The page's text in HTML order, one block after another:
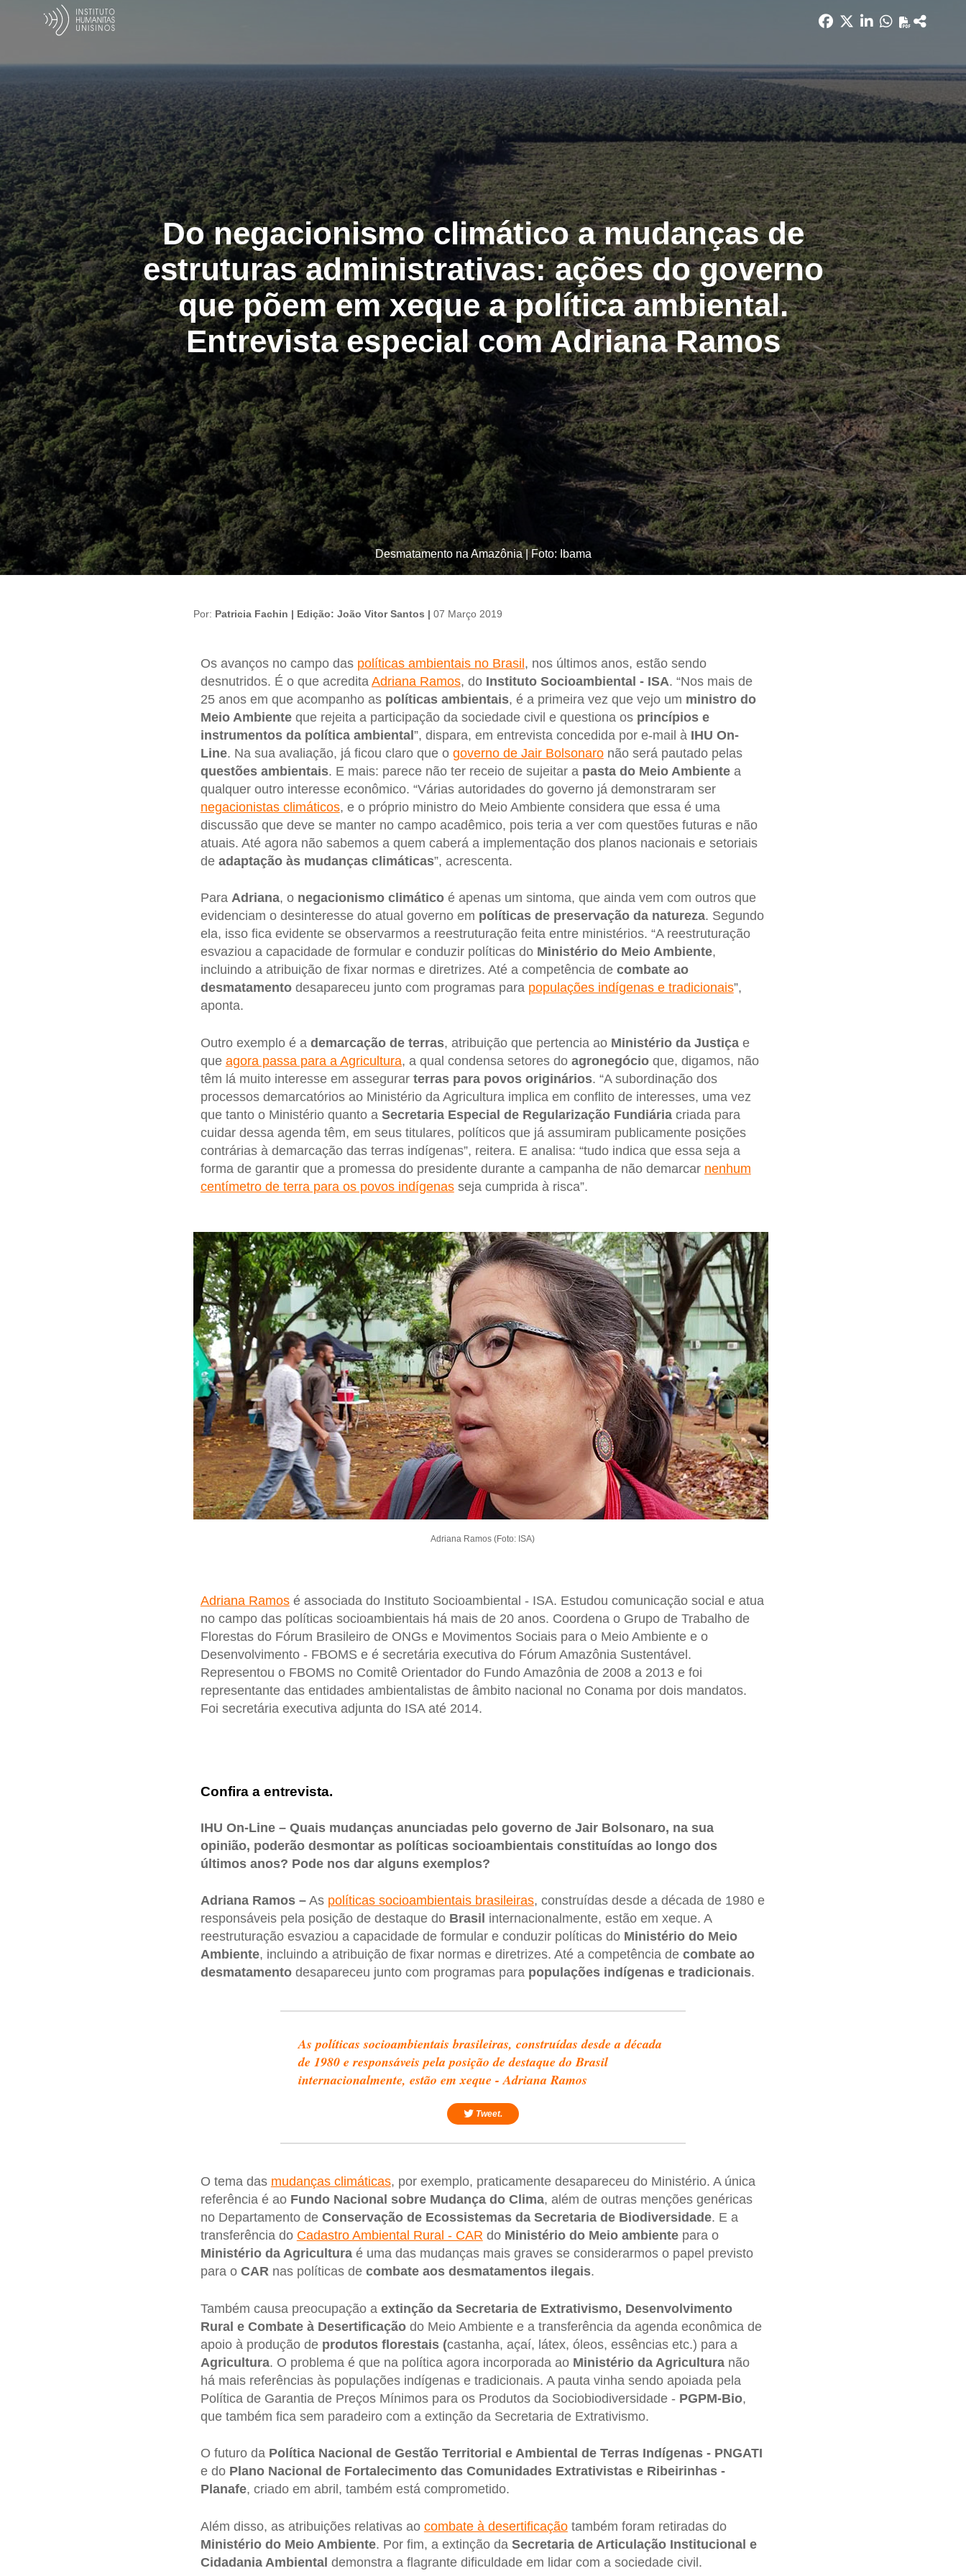
Do negacionismo climático a mudanças de
estruturas administrativas: ações do governo
que põem em xeque a política ambiental.
Entrevista especial com Adriana Ramos
Desmatamento na Amazônia | Foto: Ibama
Por: Patricia Fachin | Edição: João Vitor Santos | 07 Março 2019
Os avanços no campo das políticas ambientais no Brasil, nos últimos anos, estão sendo
desnutridos. É o que acredita Adriana Ramos, do Instituto Socioambiental - ISA. “Nos mais de
25 anos em que acompanho as políticas ambientais, é a primeira vez que vejo um ministro do
Meio Ambienteque rejeita a participação da sociedade civil e questiona os princípios e
instrumentos da política ambiental”, dispara, em entrevista concedida por e-mail à IHU On-
Line. Na sua avaliação, já ficou claro que o governo de Jair Bolsonaronão será pautado pelas
questões ambientais. E mais: parece não ter receio de sujeitar a pasta do Meio Ambientea
qualquer outro interesse econômico. “Várias autoridades do governo já demonstraram ser
negacionistas climáticos, e o próprio ministro do Meio Ambiente considera que essa é uma
discussão que deve se manter no campo acadêmico, pois teria a ver com questões futuras e não
atuais. Até agora não sabemos a quem caberá a implementação dos planos nacionais e setoriais
deadaptação às mudanças climáticas”, acrescenta.
Para Adriana, o negacionismo climáticoé apenas um sintoma, que ainda vem com outros que
evidenciam o desinteresse do atual governo em políticas de preservação da natureza. Segundo
ela, isso fica evidente se observarmos a reestruturação feita entre ministérios. “A reestruturação
esvaziou a capacidade de formular e conduzir políticas do Ministério do Meio Ambiente,
incluindo a atribuição de fixar normas e diretrizes. Até a competência de combate ao
desmatamentodesapareceu junto com programas para populações indígenas e tradicionais”,
aponta.
Outro exemplo é a demarcação de terras, atribuição que pertencia ao Ministério da Justiçae
que agora passa para a Agricultura, a qual condensa setores do agronegócioque, digamos, não
têm lá muito interesse em assegurarterras para povos originários. “A subordinação dos
processos demarcatórios ao Ministério da Agricultura implica em conflito de interesses, uma vez
que tanto o Ministério quanto aSecretaria Especial de Regularização Fundiáriacriada para
cuidar dessa agenda têm, em seus titulares, políticos que já assumiram publicamente posições
contrárias à demarcação das terras indígenas”, reitera. E analisa: “tudo indica que essa seja a
forma de garantir que a promessa do presidente durante a campanha de não demarcar nenhum
centímetro de terra para os povos indígenasseja cumprida à risca”.
Adriana Ramos (Foto: ISA)
Adriana Ramosé associada do Instituto Socioambiental - ISA. Estudou comunicação social e atua
no campo das políticas socioambientais há mais de 20 anos. Coordena o Grupo de Trabalho de
Florestas do Fórum Brasileiro de ONGs e Movimentos Sociais para o Meio Ambiente e o
Desenvolvimento - FBOMS e é secretária executiva do Fórum Amazônia Sustentável.
Representou o FBOMS no Comitê Orientador do Fundo Amazônia de 2008 a 2013 e foi
representante das entidades ambientalistas de âmbito nacional no Conama por dois mandatos.
Foi secretária executiva adjunta do ISA até 2014.
Confira a entrevista.
IHU On-Line – Quais mudanças anunciadas pelo governo de Jair Bolsonaro, na sua
opinião, poderão desmontar as políticas socioambientais constituídas ao longo dos
últimos anos? Pode nos dar alguns exemplos?
Adriana Ramos –As políticas socioambientais brasileiras, construídas desde a década de 1980 e
responsáveis pela posição de destaque do Brasil internacionalmente, estão em xeque. A
reestruturação esvaziou a capacidade de formular e conduzir políticas do Ministério do Meio
Ambiente, incluindo a atribuição de fixar normas e diretrizes. Até a competência de combate ao
desmatamentodesapareceu junto com programas para populações indígenas e tradicionais.
As políticas socioambientais brasileiras, construídas desde a década
de 1980 e responsáveis pela posição de destaque do Brasil
internacionalmente, estão em xeque - Adriana Ramos
Tweet.
O tema das mudanças climáticas, por exemplo, praticamente desapareceu do Ministério. A única
referência é aoFundo Nacional sobre Mudança do Clima, além de outras menções genéricas
no Departamento de Conservação de Ecossistemas da Secretaria de Biodiversidade. E a
transferência do Cadastro Ambiental Rural - CAR do Ministério do Meio ambientepara o
Ministério da Agriculturaé uma das mudanças mais graves se considerarmos o papel previsto
para o CAR nas políticas de combate aos desmatamentos ilegais.
Também causa preocupação a extinção da Secretaria de Extrativismo, Desenvolvimento
Rural e Combate à Desertificaçãodo Meio Ambiente e a transferência da agenda econômica de
apoio à produção de produtos florestais (castanha, açaí, látex, óleos, essências etc.) para a
Agricultura. O problema é que na política agora incorporada ao Ministério da Agriculturanão
há mais referências às populações indígenas e tradicionais. A pauta vinha sendo apoiada pela
Política de Garantia de Preços Mínimos para os Produtos da Sociobiodiversidade - PGPM-Bio,
que também fica sem paradeiro com a extinção da Secretaria de Extrativismo.
O futuro da Política Nacional de Gestão Territorial e Ambiental de Terras Indígenas - PNGATI
e doPlano Nacional de Fortalecimento das Comunidades Extrativistas e Ribeirinhas -
Planafe, criado em abril, também está comprometido.
Além disso, as atribuições relativas ao combate à desertificaçãotambém foram retiradas do
Ministério do Meio Ambiente. Por fim, a extinção da Secretaria de Articulação Institucional e
Cidadania Ambiental demonstra a flagrante dificuldade em lidar com a sociedade civil.